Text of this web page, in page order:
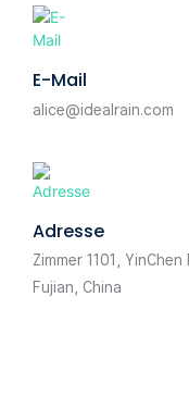
E-Mail
alice@idealrain.com
Adresse
Zimmer 1101,
Fujian, China